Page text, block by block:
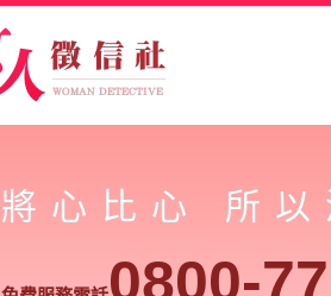
將心比心 所以
0800-